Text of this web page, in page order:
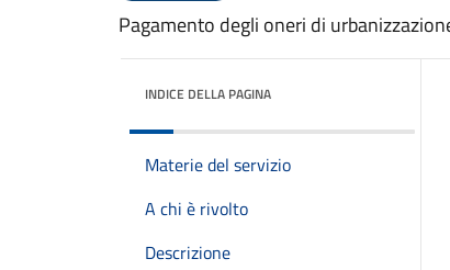
Pagamento degli oneri di
INDICE DELLA PAGINA
Materie del servizio
A chi è rivolto
Descrizione